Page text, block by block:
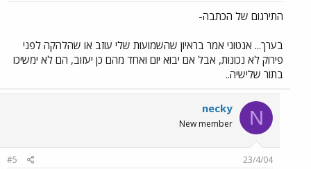
התירגום של הכתבה-
בערך... אנטוני אמר בראיון שהשמועות שלי עוזב או שהלהקה לפני
פירוק לא נכונות, אבל אם יבוא יום ואחד מהם כן יעזוב, הם לא ימשיכו
בתור שלישיה..
N
necky
New member
23/4/04
#5